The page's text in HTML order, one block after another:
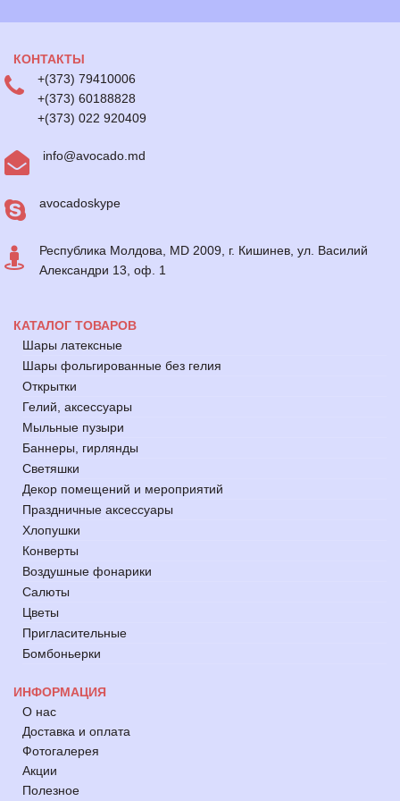
КОНТАКТЫ
+(373) 79410006
+(373) 60188828
+(373) 022 920409
info@avocado.md
avocadoskype
Республика Молдова, MD 2009, г. Кишинев, ул. Василий
Александри 13, оф. 1
КАТАЛОГ ТОВАРОВ
Шары латексные
Шары фольгированные без гелия
Открытки
Гелий, аксессуары
Мыльные пузыри
Баннеры, гирлянды
Светяшки
Декор помещений и мероприятий
Праздничные аксессуары
Хлопушки
Конверты
Воздушные фонарики
Салюты
Цветы
Пригласительные
Бомбоньерки
ИНФОРМАЦИЯ
О нас
Доставка и оплата
Фотогалерея
Акции
Полезное